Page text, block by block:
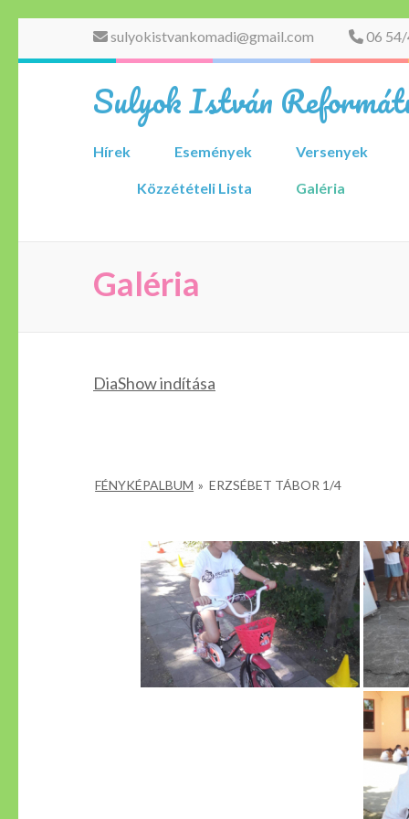
sulyokistvankomadi@gmail.com 06
Sulyok István
Hírek Események Versenyek
Közzétételi Lista Galéria
Galéria
DiaShow indítása
FÉNYKÉPALBUM » ERZSÉBET TÁBOR 1/4